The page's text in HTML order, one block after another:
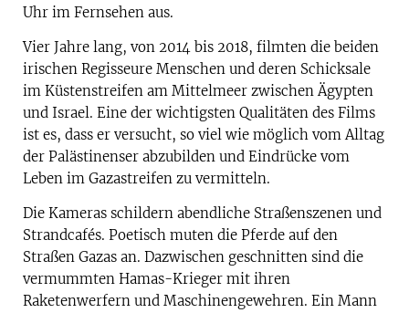
Uhr im Fernsehen aus.
Vier Jahre lang, von 2014 bis 2018, filmten die beiden
irischen Regisseure Menschen und deren Schicksale
im Küstenstreifen am Mittelmeer zwischen Ägypten
und Israel. Eine der wichtigsten Qualitäten des Films
ist es, dass er versucht, so viel wie möglich vom Alltag
der Palästinenser abzubilden und Eindrücke vom
Leben im Gazastreifen zu vermitteln.
Die Kameras schildern abendliche Straßenszenen und
Strandcafés. Poetisch muten die Pferde auf den
Straßen Gazas an. Dazwischen geschnitten sind die
vermummten Hamas-Krieger mit ihren
Raketenwerfern und Maschinengewehren. Ein Mann